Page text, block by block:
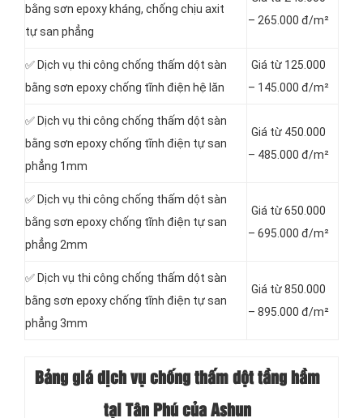
bằng sơn epoxy kháng, chống chịu axit
tự san phẳng
– 265.000 đ/m²
✅ Dịch vụ thi công chống thấm dột sàn
bằng sơn epoxy chống tĩnh điện hệ lăn
Giá từ 125.000
– 145.000 đ/m²
✅ Dịch vụ thi công chống thấm dột sàn
bằng sơn epoxy chống tĩnh điện tự san
phẳng 1mm
Giá từ 450.000
– 485.000 đ/m²
✅ Dịch vụ thi công chống thấm dột sàn
bằng sơn epoxy chống tĩnh điện tự san
phẳng 2mm
Giá từ 650.000
– 695.000 đ/m²
✅ Dịch vụ thi công chống thấm dột sàn
bằng sơn epoxy chống tĩnh điện tự san
phẳng 3mm
Giá từ 850.000
– 895.000 đ/m²
Bảng giá dịch vụ chống thấm dột tầng hầm
tại Tân Phú của Ashun